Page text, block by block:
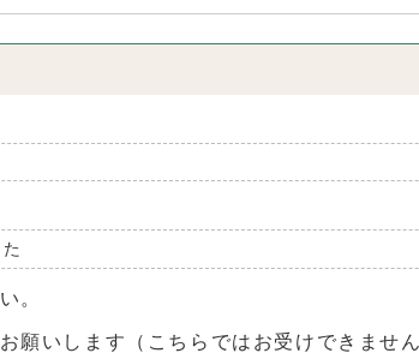
。
願いします（こちらではお受けできませ